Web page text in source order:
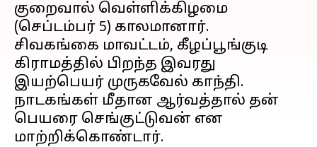
குறைவால் வெள்ளிக்கிழமை
(செப்டம்பர் 5) காலமானார்.
சிவகங்கை மாவட்டம், கீழப்பூங்குடி
கிராமத்தில் பிறந்த இவரது
இயற்பெயர் முருகவேல் காந்தி.
நாடகங்கள் மீதான ஆர்வத்தால் தன்
பெயரை செங்குட்டுவன் என
மாற்றிக்கொண்டார்.